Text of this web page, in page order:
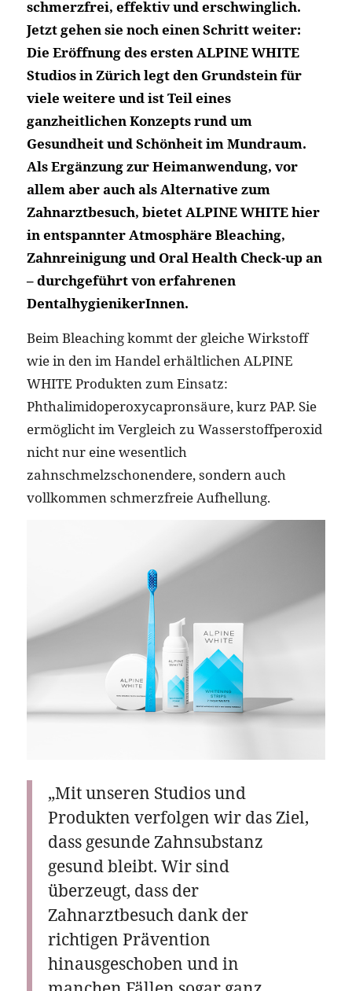
schmerzfrei, effektiv und erschwinglich.
Jetzt gehen sie noch einen Schritt weiter:
Die Eröffnung des ersten ALPINE WHITE
Studios in Zürich legt den Grundstein für
viele weitere und ist Teil eines
ganzheitlichen Konzepts rund um
Gesundheit und Schönheit im Mundraum.
Als Ergänzung zur Heimanwendung, vor
allem aber auch als Alternative zum
Zahnarztbesuch, bietet ALPINE WHITE hier
in entspannter Atmosphäre Bleaching,
Zahnreinigung und Oral Health Check-up an
– durchgeführt von erfahrenen
DentalhygienikerInnen.
Beim Bleaching kommt der gleiche Wirkstoff
wie in den im Handel erhältlichen ALPINE
WHITE Produkten zum Einsatz:
Phthalimidoperoxycapronsäure, kurz PAP. Sie
ermöglicht im Vergleich zu Wasserstoffperoxid
nicht nur eine wesentlich
zahnschmelzschonendere, sondern auch
vollkommen schmerzfreie Aufhellung.
„Mit unseren Studios und
Produkten verfolgen wir das Ziel,
dass gesunde Zahnsubstanz
gesund bleibt. Wir sind
überzeugt, dass der
Zahnarztbesuch dank der
richtigen Prävention
hinausgeschoben und in